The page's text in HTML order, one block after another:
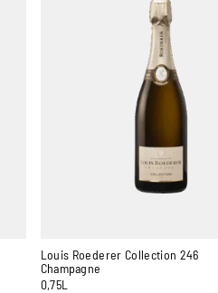
Louis Roederer Collection 246
Champagne
0,75L